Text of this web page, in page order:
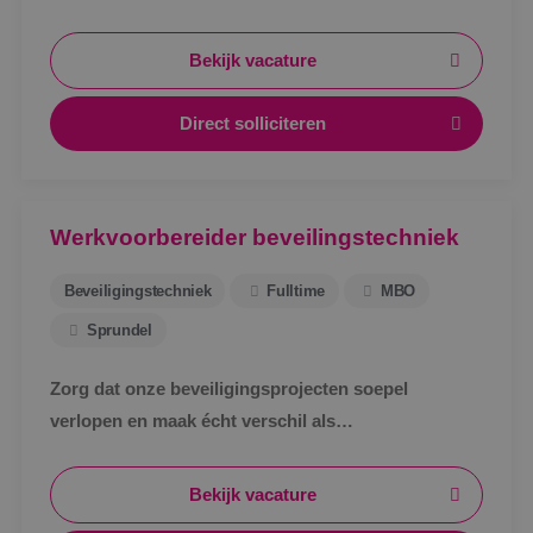
waar je aan toe bent.Bekijk vacature
Direct solliciteren
Werkvoorbereider beveilingstechniek
Beveiligingstechniek Fulltime MBO
Sprundel
Zorg dat onze beveiligingsprojecten soepel
verlopen en maak écht verschil als
Bekijk vacature